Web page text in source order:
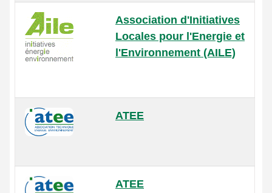
Association d'Initiatives
Locales pour l'Energie et
l'Environnement (AILE)
ATEE
ATEE